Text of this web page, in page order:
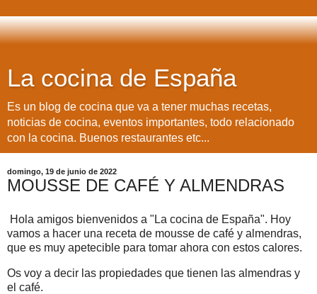
La cocina de España
Es un blog de cocina que va a tener muchas recetas,
noticias de cocina, eventos importantes, todo relacionado
con la cocina. Buenos restaurantes etc...
domingo, 19 de junio de 2022
MOUSSE DE CAFÉ Y ALMENDRAS
Hola amigos bienvenidos a "La cocina de España". Hoy
vamos a hacer una receta de mousse de café y almendras,
que es muy apetecible para tomar ahora con estos calores.
Os voy a decir las propiedades que tienen las almendras y
el café.